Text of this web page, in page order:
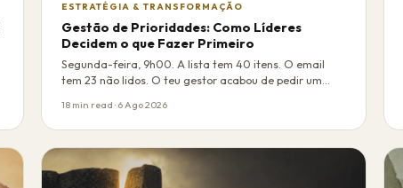
ESTRATÉGIA & TRANSFORMAÇÃO
Gestão de Prioridades: Como Líderes
Decidem o que Fazer Primeiro
Segunda-feira, 9h00. A lista tem 40 itens. O email
tem 23 não lidos. O teu gestor acabou de pedir um…
18 min read · 6 Ago 2026